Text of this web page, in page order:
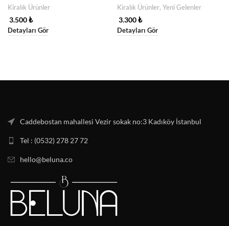
Kiralık Ürünler
3.500₺
Detayları Gör
Kiralık Ürünler, Yeni Gelenler
3.300₺
Detayları Gör
Caddebostan mahallesi Vezir sokak no:3 Kadıköy İstanbul
Tel : (0532) 278 27 72
hello@beluna.co